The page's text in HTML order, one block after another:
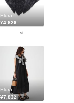
Elura
¥4,620
.st
Elura
¥7,832